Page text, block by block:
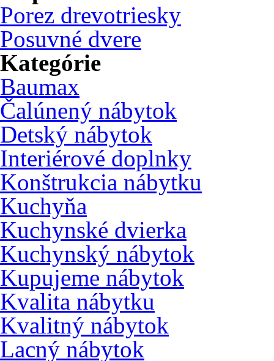
Porez drevotriesky
Posuvné dvere
Kategórie
Baumax
Čalúnený nábytok
Detský nábytok
Interiérové doplnky
Konštrukcia nábytku
Kuchyňa
Kuchynské dvierka
Kuchynský nábytok
Kupujeme nábytok
Kvalita nábytku
Kvalitný nábytok
Lacný nábytok